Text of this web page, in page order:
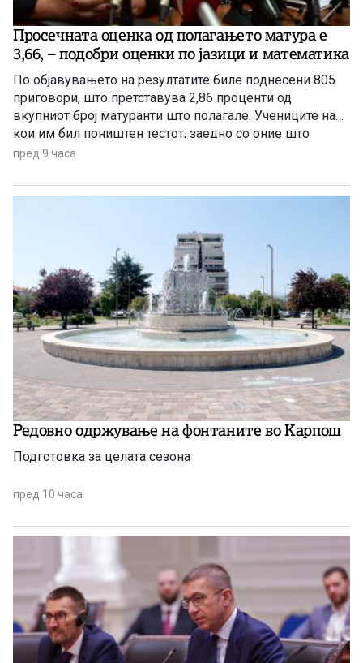
Просечната оценка од полагањето матура е
3,66, – подобри оценки по јазици и математика
По објавувањето на резултатите биле поднесени 805
приговори, што претставува 2,86 проценти од
вкупниот број матуранти што полагале. Учениците на
кои им бил поништен тестот, заедно со оние што
отсуствувале во јуни, ќе може да полагаат во
пред 9 часа
Редовно одржување на фонтаните во Карпош
Подготовка за целата сезона
пред 10 часа